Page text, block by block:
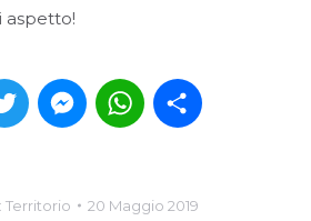
aspetto!
Twitter MessengerWhatsApp
Territorio 20 Maggio 2019